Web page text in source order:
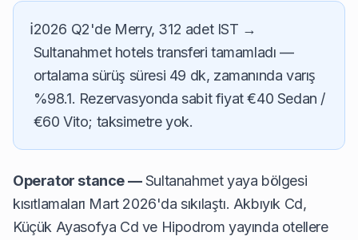
ℹ️2026 Q2'de Merry, 312 adet IST →
Sultanahmet hotels transferi tamamladı —
ortalama sürüş süresi 49 dk, zamanında varış
%98.1. Rezervasyonda sabit fiyat €40 Sedan /
€60 Vito; taksimetre yok.
Operator stance —Sultanahmet yaya bölgesi
kısıtlamaları Mart 2026'da sıkılaştı. Akbıyık Cd,
Küçük Ayasofya Cd ve Hipodrom yayında otellere